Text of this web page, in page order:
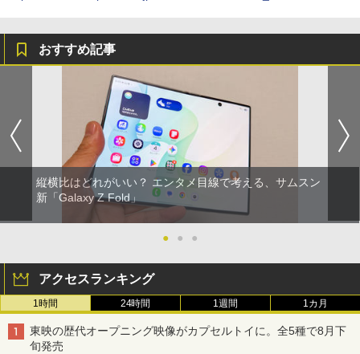
おすすめ記事
縦横比はどれがいい？ エンタメ目線で考える、サムスン
新「Galaxy Z Fold」
● ● ●
アクセスランキング
1時間 24時間 1週間 1カ月
東映の歴代オープニング映像がカプセルトイに。全5種で8月下
旬発売